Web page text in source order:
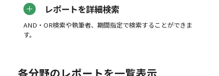
レポートを詳細検索
AND・OR検索や執筆者、期間指定で検索することができま
す。